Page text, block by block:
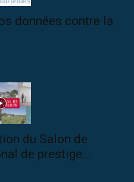
données contre la
du Salon de
de prestige...